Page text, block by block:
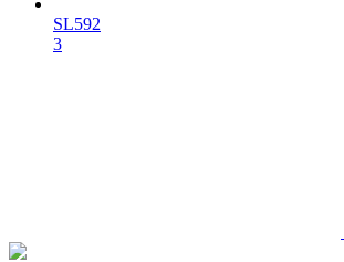
SL592
3